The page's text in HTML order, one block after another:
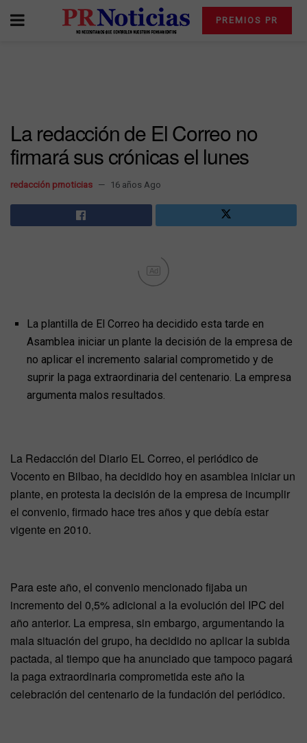
PREMIOS PR
La redacción de El Correo no
firmará sus crónicas el lunes
redacción prnoticias 16 años Ago
Ad
La plantilla de El Correo ha decidido esta tarde en
Asamblea iniciar un plante la decisión de la empresa de
no aplicar el incremento salarial comprometido y de
suprir la paga extraordinaria del centenario. La empresa
argumenta malos resultados.
La Redacción del Diario EL Correo, el periódico de
Vocento en Bilbao, ha decidido hoy en asamblea iniciar un
plante, en protesta la decisión de la empresa de incumplir
el convenio, firmado hace tres años y que debía estar
vigente en 2010.
Para este año, el convenio mencionado fijaba un
incremento del 0,5% adicional a la evolución del IPC del
año anterior. La empresa, sin embargo, argumentando la
mala situación del grupo, ha decidido no aplicar la subida
pactada, al tiempo que ha anunciado que tampoco pagará
la paga extraordinaria comprometida este año la
celebración del centenario de la fundación del periódico.